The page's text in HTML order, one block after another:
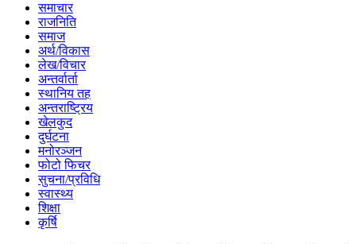
समाचार
राजनिति
समाज
अर्थ/विकास
लेख/विचार
अन्तर्वार्ता
स्थानिय तह
अन्तराष्ट्रिय
खेलकुद
दुर्घटना
मनोरञ्जन
फोटो फिचर
सुचना/प्रविधि
स्वास्थ्य
शिक्षा
कृर्षि